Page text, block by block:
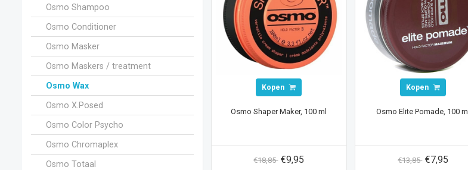
Osmo Shampoo
Osmo Conditioner
Osmo Masker
Osmo Maskers / treatment
Osmo Wax
Osmo X.Posed
Osmo Color Psycho
Osmo Chromaplex
Osmo Totaal
Kopen
Osmo Shaper Maker, 100 ml
€18,85 €9,95
Kopen
Osmo Elite Pomade, 100 ml
€13,85 €7,95